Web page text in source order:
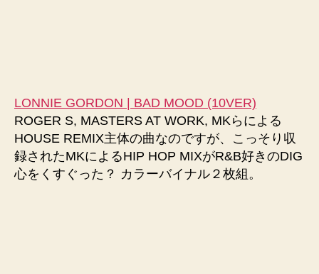
LONNIE GORDON | BAD MOOD (10VER)
ROGER S, MASTERS AT WORK, MKらによる
HOUSE REMIX主体の曲なのですが、こっそり収
録されたMKによるHIP HOP MIXがR&B好きのDIG
心をくすぐった？ カラーバイナル２枚組。